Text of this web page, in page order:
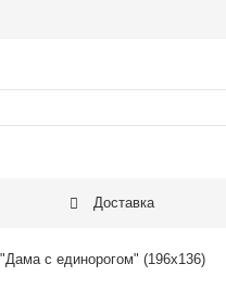
Доставка
с единорогом" (196х136)